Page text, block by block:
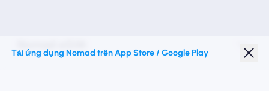
Tải ứng dụng Nomad trên App Store / Google Play